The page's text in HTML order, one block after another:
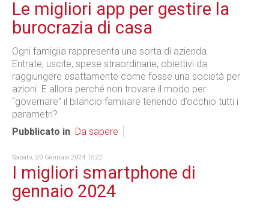
Le migliori app per gestire la
burocrazia di casa
Ogni famiglia rappresenta una sorta di azienda.
Entrate, uscite, spese straordinarie, obiettivi da
raggiungere esattamente come fosse una società per
azioni. E allora perché non trovare il modo per
“governare” il bilancio familiare tenendo d’occhio tutti i
parametri?
Pubblicato in Da sapere
Sabato, 20 Gennaio 2024 15:22
I migliori smartphone di
gennaio 2024